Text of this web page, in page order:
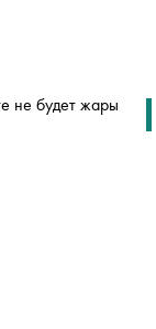
не будет жары